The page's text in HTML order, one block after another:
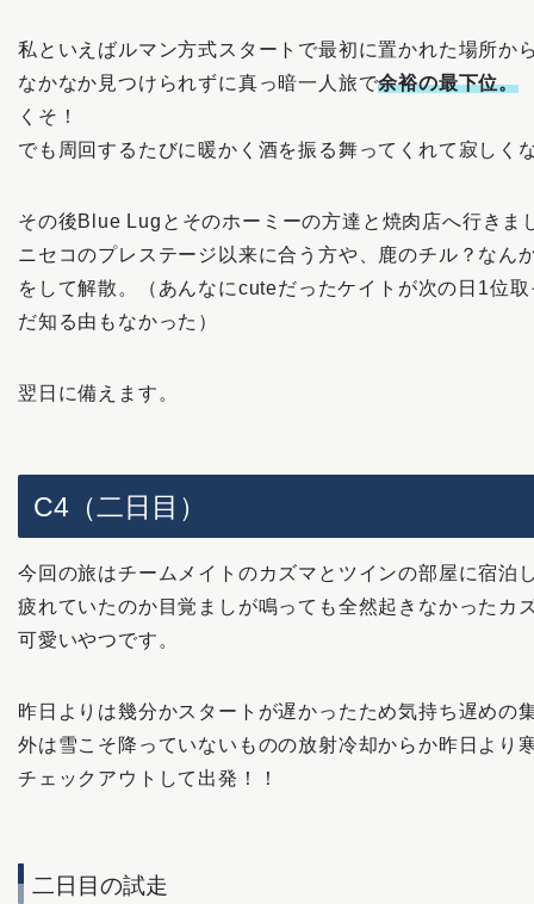
私といえばルマン方式スタートで最初に置かれた場所か
なかなか見つけられずに真っ暗一人旅で余裕の最下位。
くそ！
でも周回するたびに暖かく酒を振る舞ってくれて寂しく
その後Blue Lugとそのホーミーの方達と焼肉店へ行きま
ニセコのプレステージ以来に合う方や、鹿のチル？なん
をして解散。（あんなにcuteだったケイトが次の日1位
だ知る由もなかった）
翌日に備えます。
C4（二日目）
今回の旅はチームメイトのカズマとツインの部屋に宿泊
疲れていたのか目覚ましが鳴っても全然起きなかったカ
可愛いやつです。
昨日よりは幾分かスタートが遅かったため気持ち遅めの
外は雪こそ降っていないものの放射冷却からか昨日より
チェックアウトして出発！！
二日目の試走